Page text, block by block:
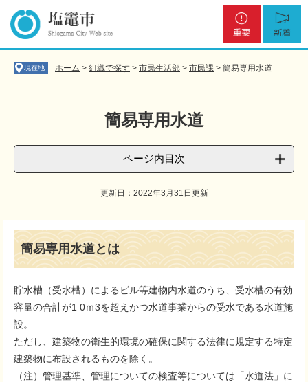
の
ー
現在地 ホーム > 組織で探す > 市民生活部 > 市民課 > 簡易専用水道
簡易専用水道
ページ内目次
更新日：2022年3月31日更新
簡易専用水道とは
貯水槽（受水槽）によるビル等建物内水道のうち、受水槽の有効
容量の合計が1 0ｍ3を超えかつ水道事業からの受水である水道施
設。
ただし、建築物の衛生的環境の確保に関する法律に規定する特定
建築物に布設されるものを除く。
（注）管理基準、管理についての検査等については「水道法」に